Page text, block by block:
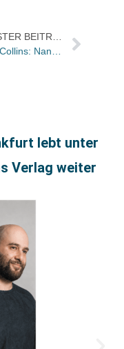
lebt unter
Verlag weiter